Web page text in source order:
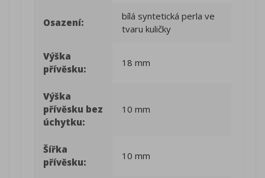
Osazení:
bílá syntetická perla ve
tvaru kuličky
Výška
přívěsku:
18 mm
Výška
přívěsku bez
úchytku:
10 mm
Šířka
přívěsku:
10 mm